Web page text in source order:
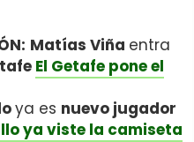
Matías Viña entra
El Getafe pone el
ya es nuevo jugador
ya viste la camiseta